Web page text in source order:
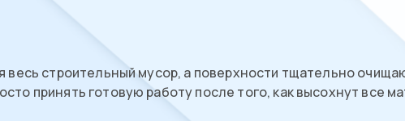
строительный мусор, а поверхности тщательно
принять готовую работу после того, как высохнут все